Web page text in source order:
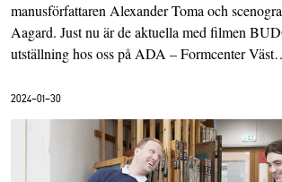
manusförfattaren Alexander Toma och
Aagard. Just nu är de aktuella med filmen
utställning hos oss på ADA – Formcenter
2024-01-30